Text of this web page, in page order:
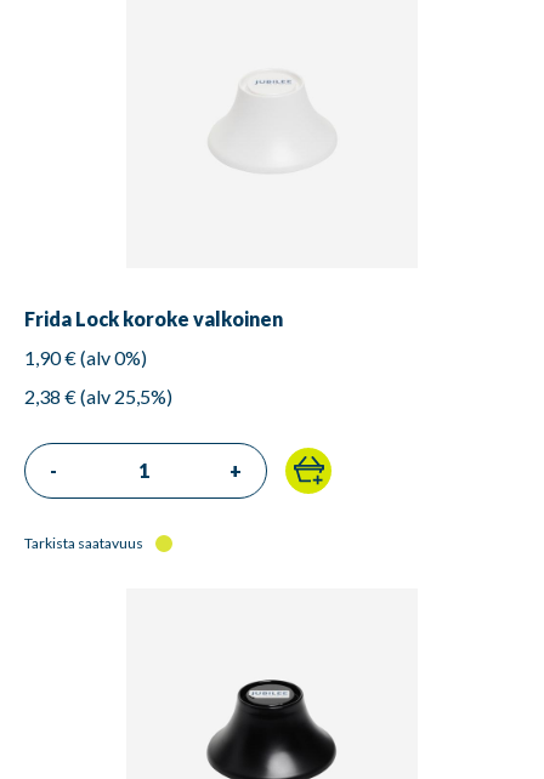
Frida Lock koroke valkoinen
1,90 € (alv 0%)
2,38 € (alv 25,5%)
- +
Tarkista saatavuus